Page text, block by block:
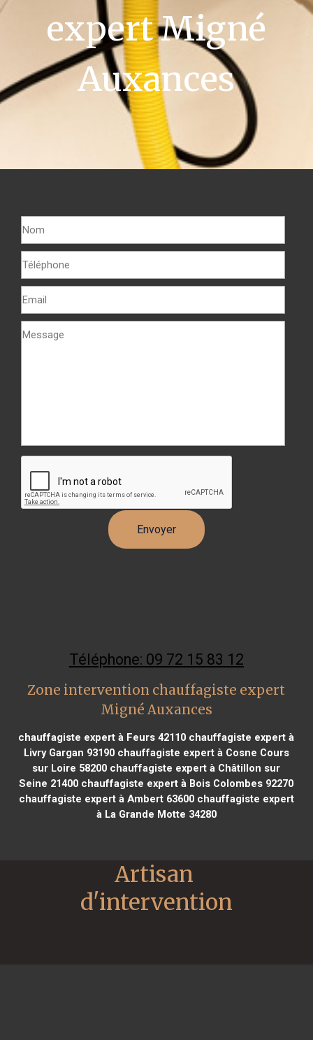
expert Migné
Auxances
Téléphone: 09 72 15 83 12
Zone intervention chauffagiste expert
Migné Auxances
chauffagiste expert à Feurs 42110 chauffagiste expert à
Livry Gargan 93190chauffagiste expert à Cosne Cours
sur Loire 58200 chauffagiste expert à Châtillon sur
Seine 21400 chauffagiste expert à Bois Colombes 92270
chauffagiste expert à Ambert 63600chauffagiste expert
à La Grande Motte 34280
Artisan
d'intervention